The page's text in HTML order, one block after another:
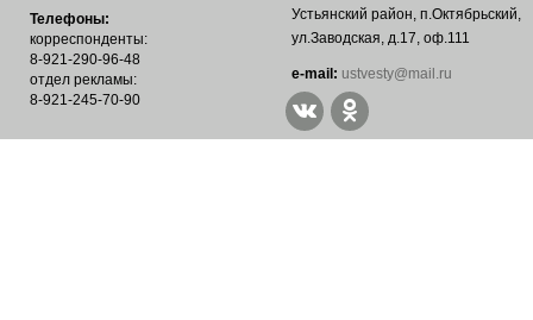
Телефоны:
корреспонденты:
8-921-290-96-48
отдел рекламы:
8-921-245-70-90
Устьянский район, п.Октябрьский,
ул.Заводская, д.17, оф.111
е-mail: ustvesty@mail.ru